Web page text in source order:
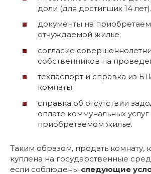
доли (для достигших 14 лет).
документы на
отчуждаемой жилье;
согласие
собственников на
техпаспорт и справка из
комнаты;
справка об отсутствии
оплате коммунальных услуг
приобретаемом жилье.
Таким образом, продать комнату,
куплена на государственные
если соблюдены следующие